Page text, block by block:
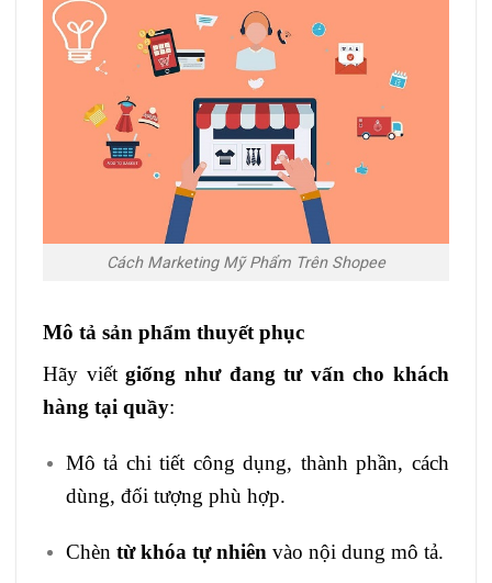
Cách Marketing Mỹ Phẩm Trên Shopee
Mô tả sản phẩm thuyết phục
Hãy viếtgiống như đang tư vấn cho khách
hàng tại quầy:
Mô tả chi tiết công dụng, thành phần, cách
dùng, đối tượng phù hợp.
Chèn từ khóa tự nhiên vào nội dung mô tả.